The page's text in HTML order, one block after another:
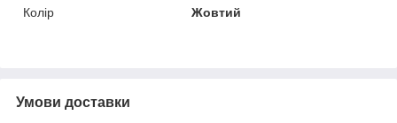
Колір Жовтий
Умови доставки